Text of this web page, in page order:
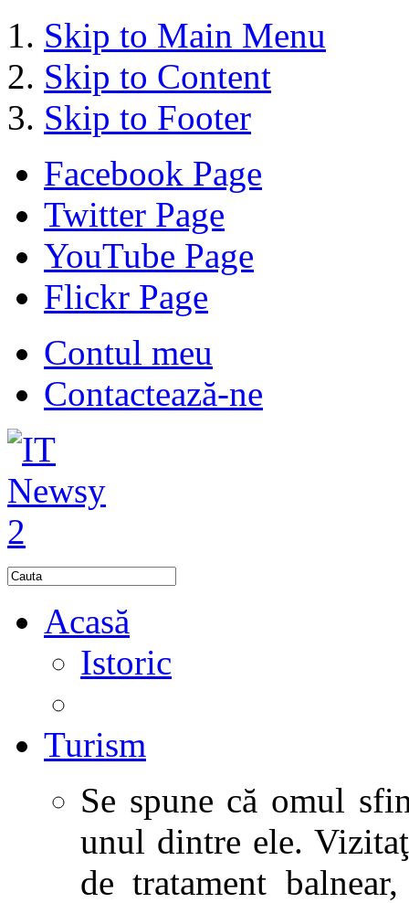
Skip to Main Menu
Skip to Content
Skip to Footer
Facebook Page
Twitter Page
YouTube Page
Flickr Page
Contul meu
Contactează-ne
Acasă
Istoric
Turism
Se spune că omul
unul dintre ele.
de tratament